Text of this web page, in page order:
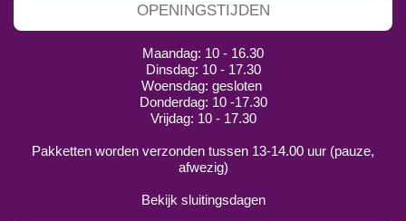
OPENINGSTIJDEN
Maandag: 10 - 16.30
Dinsdag: 10 - 17.30
Woensdag: gesloten
Donderdag: 10 -17.30
Vrijdag: 10 - 17.30
Pakketten worden verzonden tussen 13-14.00 uur (pauze,
afwezig)
Bekijk sluitingsdagen